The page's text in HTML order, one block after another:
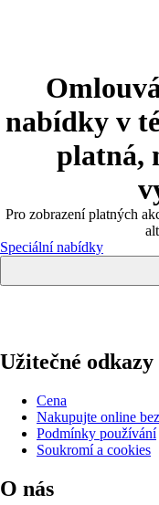
nabídky v
platná,
Pro zobrazení platných
Speciální nabídky
Užitečné odkazy
Cena
Nakupujte online
Podmínky používání
Soukromí a cookies
O nás